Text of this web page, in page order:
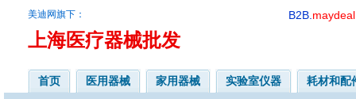
美迪网旗下：
上海医疗器械批发
B2B. maydeal
首页 医用器械 家用器械 实验室仪器 耗材和配